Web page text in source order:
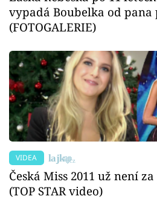
vypadá Boubelka od pana
(FOTOGALERIE)
VIDEA
Česká Miss 2011 už není
(TOP STAR video)